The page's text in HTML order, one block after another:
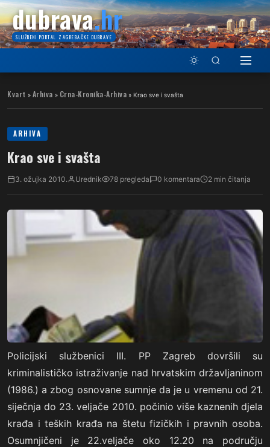
dubrava.hr
SLUŽBENI PORTAL ZAGREBAČKE DUBRAVE
Kvart » Arhiva » Crna-Kronika-Arhiva » Krao sve i svašta
ARHIVA
Krao sve i svašta
3. ožujka 2010. Urednik 78 pregleda 0 komentara 2 min čitanja
Policijski službenici III. PP Zagreb dovršili su
kriminalističko istraživanje nad hrvatskim državljaninom
(1986.) a zbog osnovane sumnje da je u vremenu od 21.
siječnja do 23. veljače 2010. počinio više kaznenih djela
krađa i teških krađa na štetu fizičkih i pravnih osoba.
Osumnjičeni je 22.veljače oko 12.20 na području